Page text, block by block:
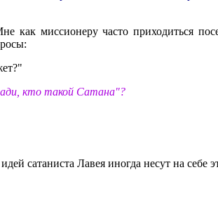
миссионеру часто приходиться
кто такой Сатана"?
сатаниста Лавея иногда несут на себе